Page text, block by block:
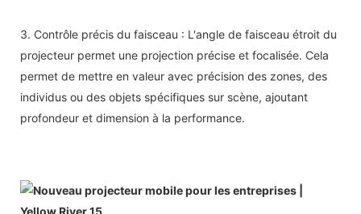
3. Contrôle précis du faisceau : L'angle de faisceau étroit du
projecteur permet une projection précise et focalisée. Cela
permet de mettre en valeur avec précision des zones, des
individus ou des objets spécifiques sur scène, ajoutant
profondeur et dimension à la performance.